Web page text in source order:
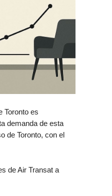
Toronto es
demanda de esta
de Toronto, con el
de Air Transat a